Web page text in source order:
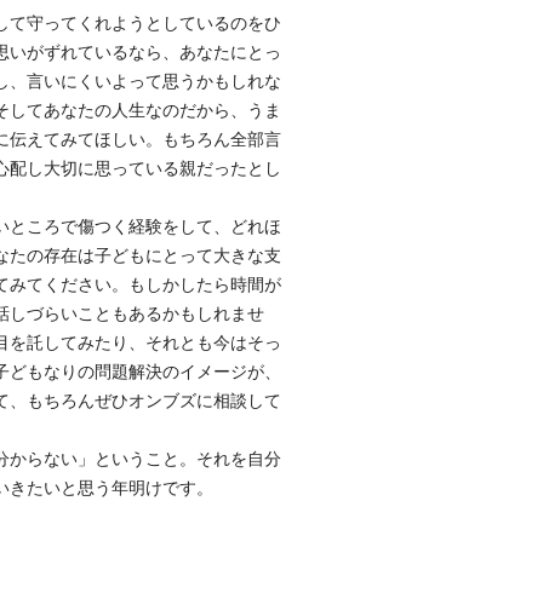
守ってくれようとしているのをひ
いがずれているなら、あなたにとっ
、言いにくいよって思うかもしれな
てあなたの人生なのだから、うま
伝えてみてほしい。もちろん全部言
し大切に思っている親だったとし
ころで傷つく経験をして、どれほ
たの存在は子どもにとって大きな支
みてください。もしかしたら時間が
しづらいこともあるかもしれませ
託してみたり、それとも今はそっ
もなりの問題解決のイメージが、
もちろんぜひオンブズに相談して
らない」ということ。それを自分
たいと思う年明けです。